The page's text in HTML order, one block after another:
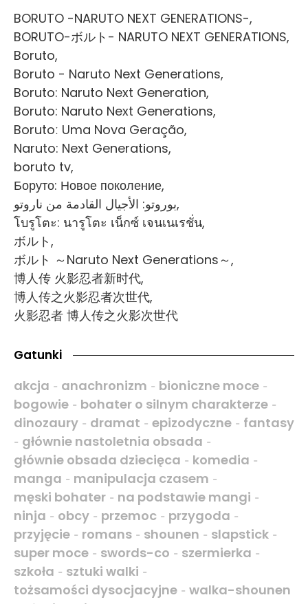
BORUTO -NARUTO NEXT GENERATIONS-,
BORUTO-ボルト- NARUTO NEXT GENERATIONS,
Boruto,
Boruto - Naruto Next Generations,
Boruto: Naruto Next Generation,
Boruto: Naruto Next Generations,
Borutoː Uma Nova Geração,
Naruto: Next Generations,
boruto tv,
Боруто: Новое поколение,
بوروتو: الأجيال القادمة من ناروتو,
โบรูโตะ: นารูโตะ เน็กซ์ เจนเนเรชั่น,
ボルト,
ボルト ～Naruto Next Generations～,
博人传 火影忍者新时代,
博人传之火影忍者次世代,
火影忍者 博人传之火影次世代
Gatunki
akcja - anachronizm - bioniczne moce -
bogowie - bohater o silnym charakterze -
dinozaury - dramat - epizodyczne - fantasy
- głównie nastoletnia obsada -
głównie obsada dziecięca - komedia -
manga - manipulacja czasem -
męski bohater - na podstawie mangi -
ninja - obcy - przemoc - przygoda -
przyjęcie - romans - shounen - slapstick -
super moce - swords-co - szermierka -
szkoła - sztuki walki -
tożsamości dysocjacyjne - walka-shounen